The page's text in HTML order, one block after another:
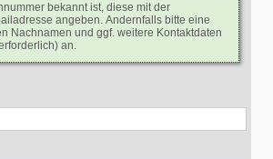
bekannt ist, diese mit der
angeben. Andernfalls bitte eine
Nachnamen und ggf. weitere Kontaktdaten
an.